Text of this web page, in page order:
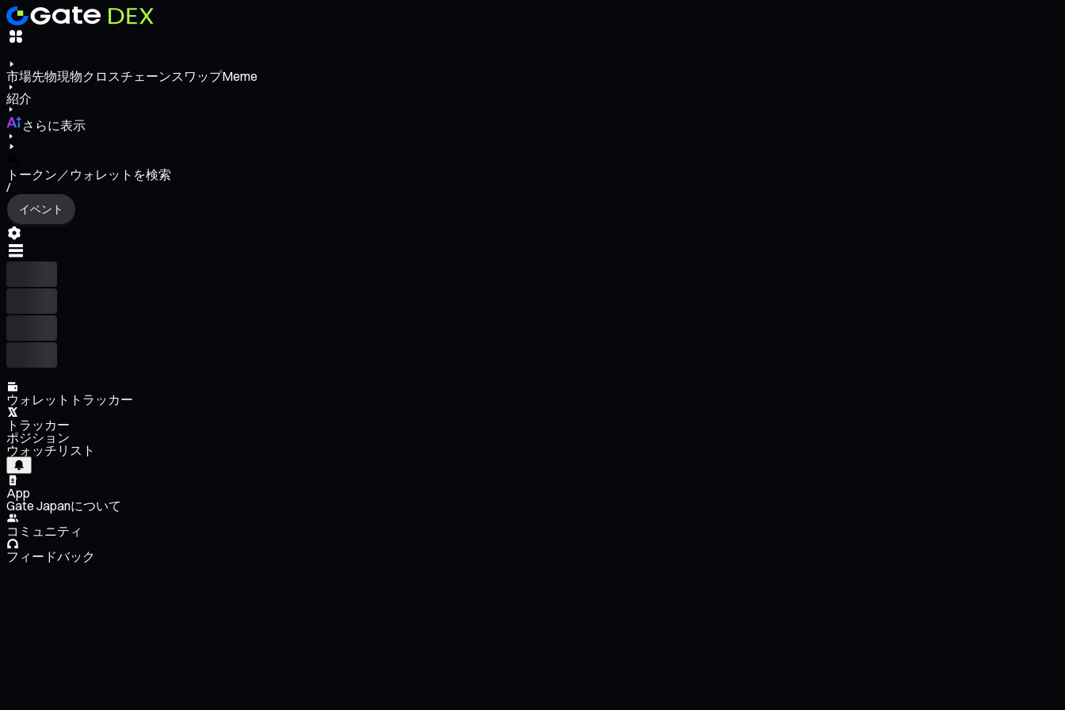
市場先物現物クロスチェーンスワップMeme
紹介
さらに表示
トークン／ウォレットを検索
/
イベント
ウォレットトラッカー
トラッカー
ポジション
ウォッチリスト
App
Gate Japanについて
コミュニティ
フィードバック